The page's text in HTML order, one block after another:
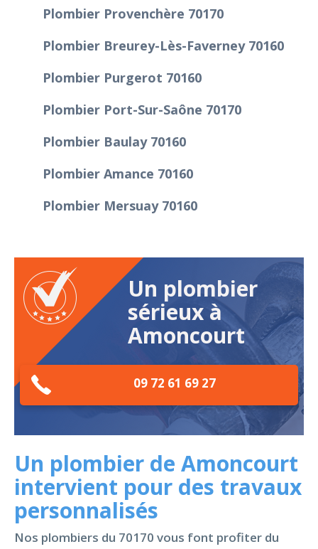
Plombier Provenchère 70170
Plombier Breurey-Lès-Faverney 70160
Plombier Purgerot 70160
Plombier Port-Sur-Saône 70170
Plombier Baulay 70160
Plombier Amance 70160
Plombier Mersuay 70160
Un plombier
sérieux à
Amoncourt
09 72 61 69 27
Un plombier de Amoncourt
intervient pour des travaux
personnalisés
Nos plombiers du 70170 vous font profiter du